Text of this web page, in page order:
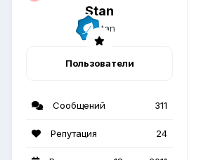
Stan
Пользователи
Сообщений 311
Репутация 24